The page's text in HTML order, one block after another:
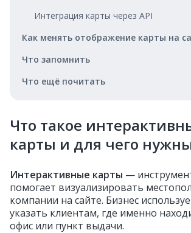
Интеграция карты через API
Как менять отображение карты на
Что запомнить
Что ещё почитать
Что такое
карты и для чего
Интерактивные карты —
помогает визуализировать
компании на сайте. Бизнес
указать клиентам, где именно
офис или пункт выдачи.